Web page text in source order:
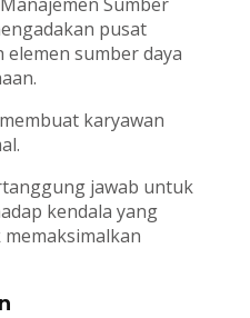
pusat
sumber daya
karyawan
jawab untuk
kendala yang